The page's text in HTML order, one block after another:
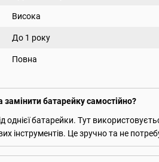
Висока
До 1 року
Повна
батарейку самостійно?
батарейки. Тут
інструментів. Це зручно та не